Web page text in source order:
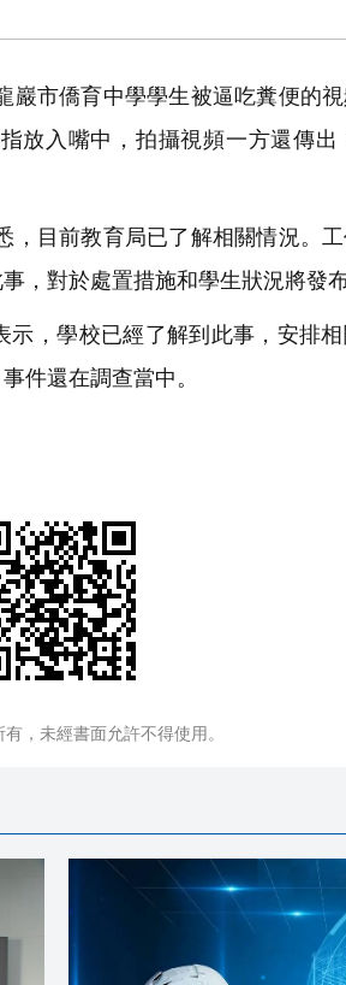
市僑育中學學生被逼吃糞便的視
放入嘴中，拍攝視頻一方還傳
目前教育局已了解相關情況。
，對於處置措施和學生狀況將發布
，學校已經了解到此事，安排
件還在調查當中。
，未經書面允許不得使用。